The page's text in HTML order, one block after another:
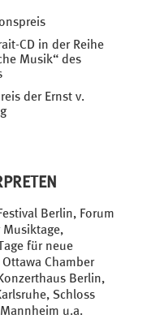
CD in der Reihe
Musik“ des
der Ernst v.
Berlin, Forum
für neue
Chamber
Berlin,
Schloss
u.a.